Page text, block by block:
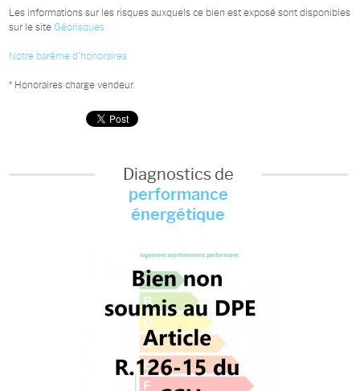
Les informations sur les risques auxquels ce bien est exposé sont disponibles
sur le site Géorisques
Notre barème d'honoraires
* Honoraires charge vendeur.
Diagnostics de
performance
énergétique